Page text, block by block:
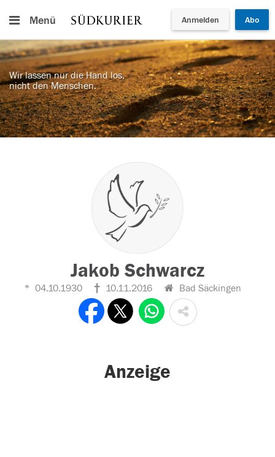
Menü Anmelden Abo
Wir lassen nur die Hand los,
nicht den Menschen.
Jakob Schwarcz
04.10.1930 10.11.2016 Bad Säckingen
Anzeige